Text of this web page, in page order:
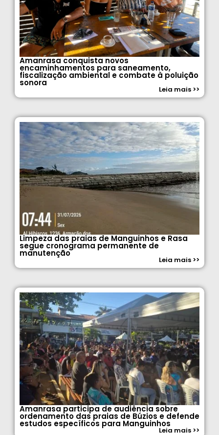
Amanrasa conquista novos
encaminhamentos para saneamento,
fiscalização ambiental e combate à poluição
sonora
Leia mais >>
Limpeza das praias de Manguinhos e Rasa
segue cronograma permanente de
manutenção
Leia mais >>
Amanrasa participa de audiência sobre
ordenamento das praias de Búzios e defende
estudos específicos para Manguinhos
Leia mais >>